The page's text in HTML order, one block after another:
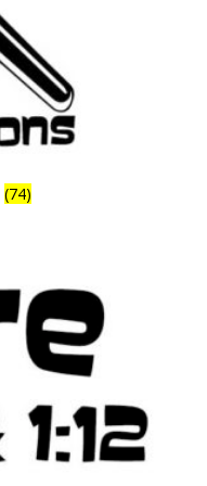
(74)